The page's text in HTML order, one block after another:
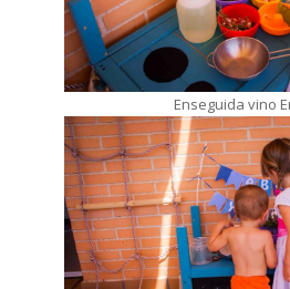
Enseguida vino